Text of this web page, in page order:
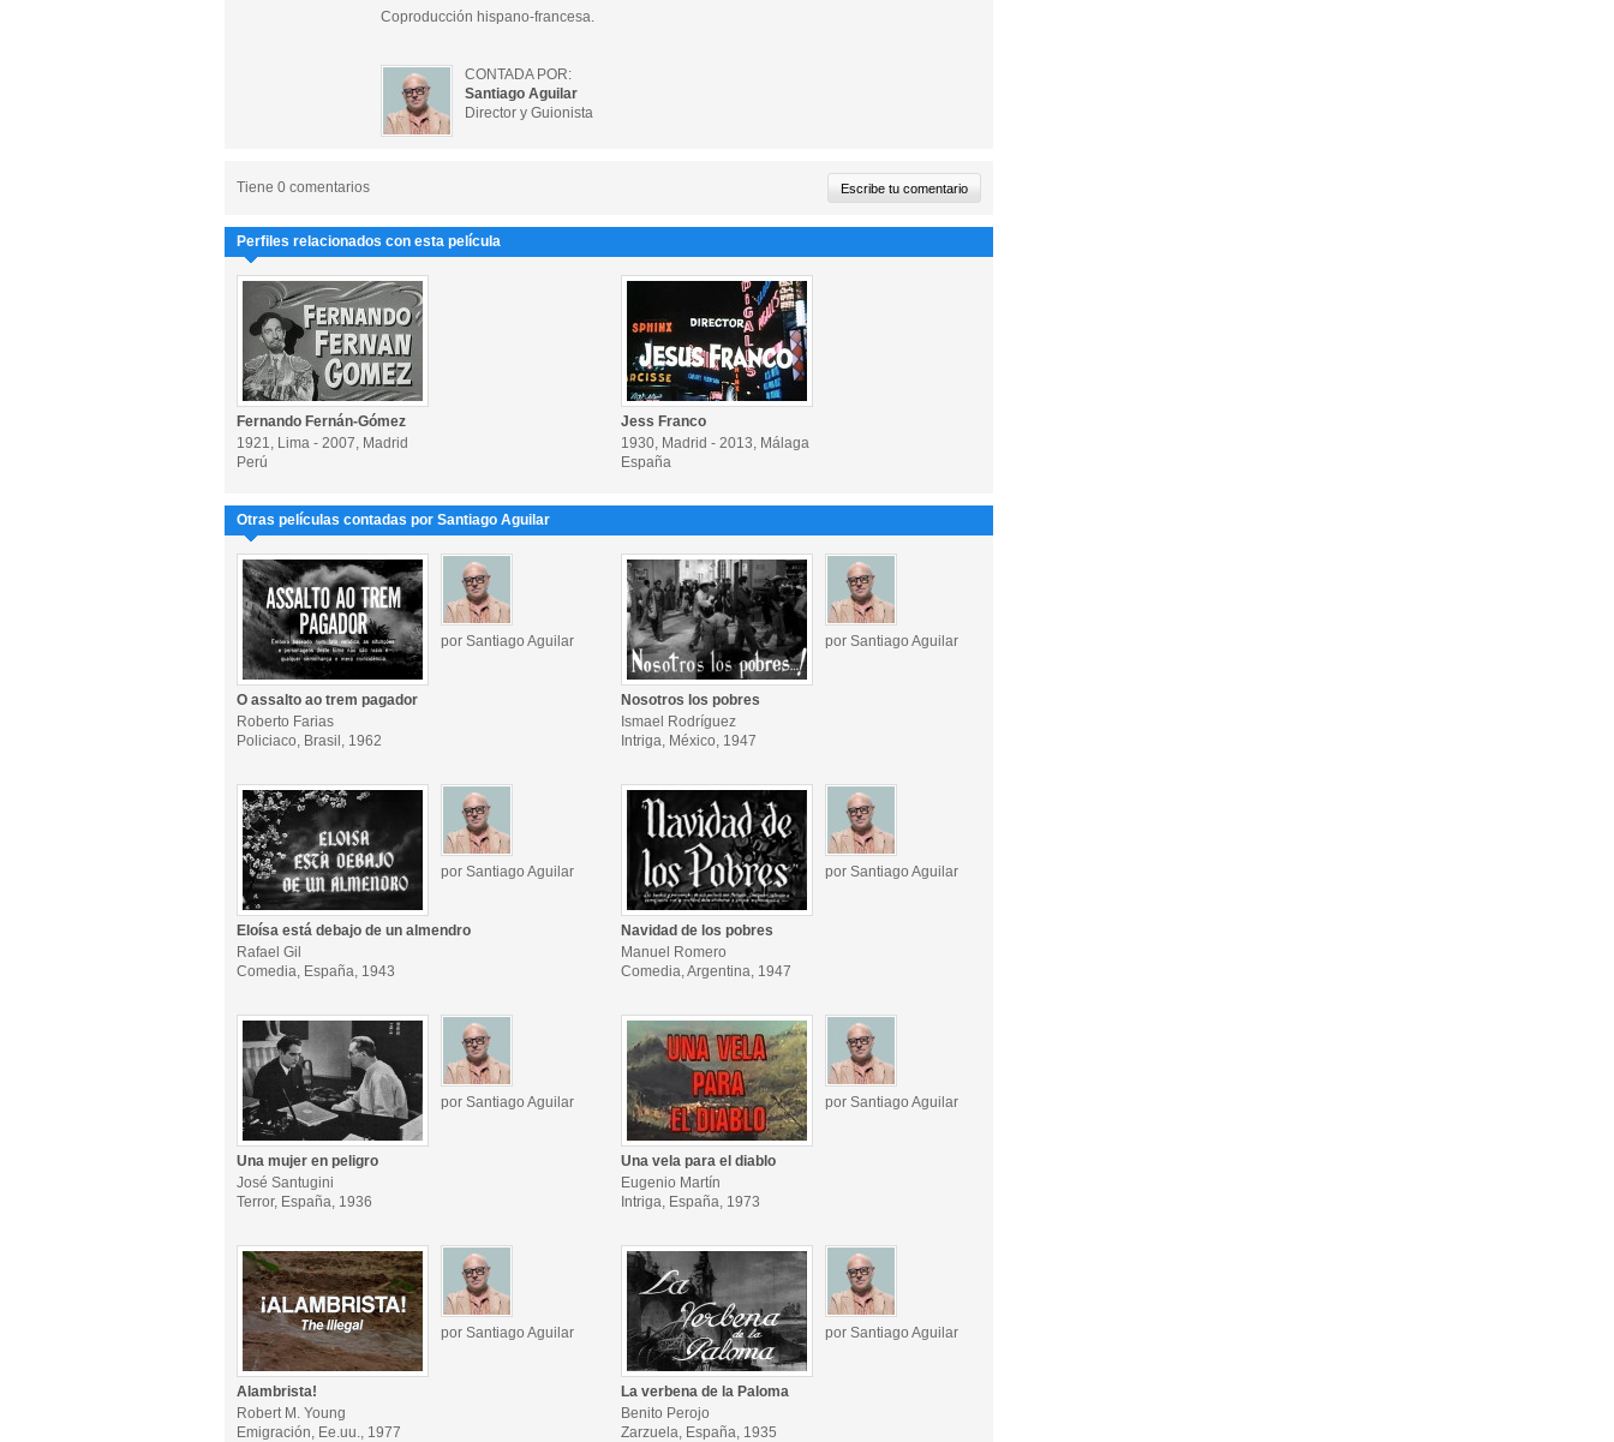
Coproducción hispano-francesa.
CONTADA POR:
Santiago Aguilar
Director y Guionista
Tiene 0 comentarios
Perfiles relacionados con esta película
Fernando Fernán-Gómez
1921, Lima - 2007, Madrid
Perú
Jess Franco
1930, Madrid - 2013, Málaga
España
Otras películas contadas por Santiago Aguilar
por Santiago Aguilar
O assalto ao trem pagador
Roberto Farias
Policiaco, Brasil, 1962
por Santiago Aguilar
Nosotros los pobres
Ismael Rodríguez
Intriga, México, 1947
por Santiago Aguilar
Eloísa está debajo de un almendro
Rafael Gil
Comedia, España, 1943
por Santiago Aguilar
Navidad de los pobres
Manuel Romero
Comedia, Argentina, 1947
por Santiago Aguilar
Una mujer en peligro
José Santugini
Terror, España, 1936
por Santiago Aguilar
Una vela para el diablo
Eugenio Martín
Intriga, España, 1973
por Santiago Aguilar
Alambrista!
Robert M. Young
Emigración, Ee.uu., 1977
por Santiago Aguilar
La verbena de la Paloma
Benito Perojo
Zarzuela, España, 1935